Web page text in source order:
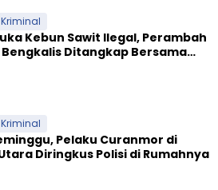
Kebun Sawit Ilegal, Perambah
Ditangkap Bersama
Pelaku Curanmor di
Diringkus Polisi di Rumahnya